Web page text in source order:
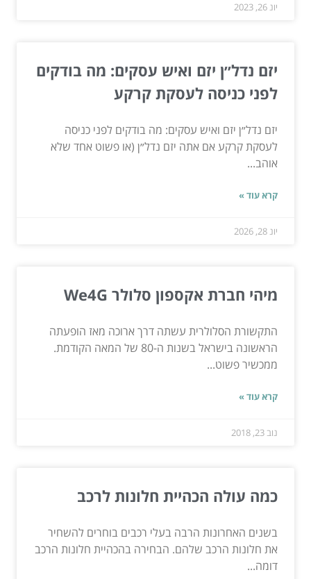
יונ 26, 2023
יזם נדל״ן יזם ואיש עסקים: מה בודקים
לפני כניסה לעסקת קרקע
יזם נדל״ן יזם ואיש עסקים: מה בודקים לפני כניסה
לעסקת קרקע אם אתה יזם נדל״ן (או פשוט אחד שלא
אוהב...
קרא עוד »
יונ 28, 2026
מיהי חברת אקספון סלולר We4G
התקשורת הסלולרית עשתה דרך ארוכה מאז הופעתה
הראשונה בישראל בשנות ה-80 של המאה הקודמת.
ממכשיר פשוט...
קרא עוד »
נוב 23, 2018
כמה עולה הכהיית חלונות לרכב
בשנים האחרונות הרבה בעלי רכבים בוחרים להשחיר
את חלונות הרכב שלהם. הבחירה בהכהיית חלונות הרכב
דומה...